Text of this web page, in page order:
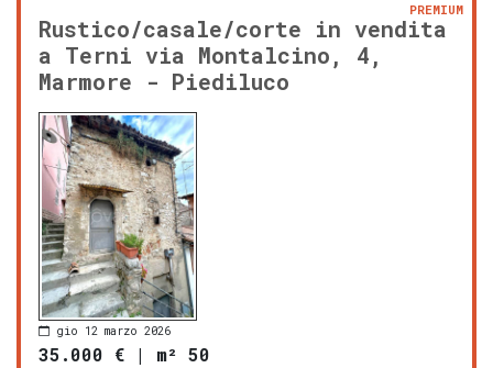
Rustico/casale/corte in vendita
a Terni via Montalcino, 4,
Marmore - Piediluco
PREMIUM
gio 12 marzo 2026
35.000 € | m² 50